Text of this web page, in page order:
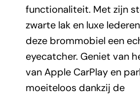
functionaliteit. Met zijn
zwarte lak en luxe
deze brommobiel een
eyecatcher. Geniet van
van Apple CarPlay en
moeiteloos dankzij de